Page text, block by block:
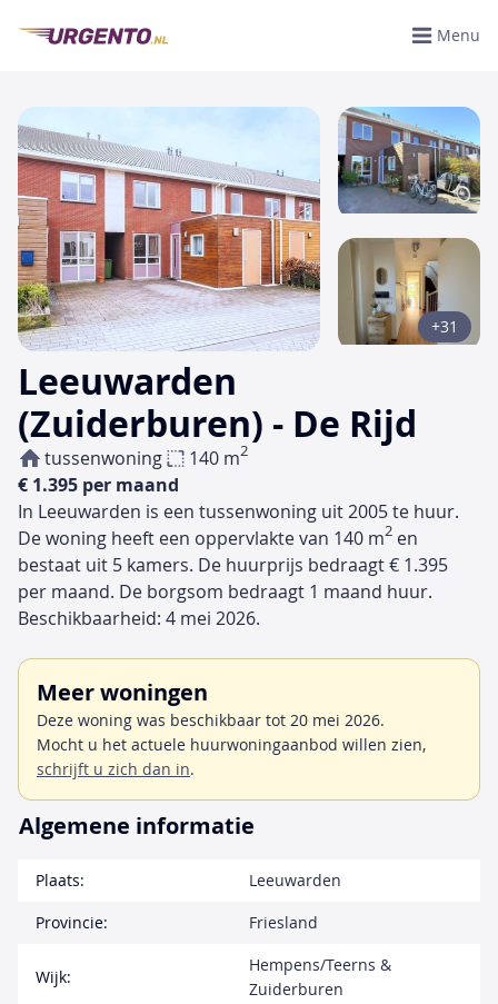
Menu
Leeuwarden
(Zuiderburen) - De Rijd
tussenwoning 140 m2
€ 1.395 per maand
+31
In Leeuwarden is een tussenwoning uit 2005 te huur.
De woning heeft een oppervlakte van 140 m2 en
bestaat uit 5 kamers. De huurprijs bedraagt € 1.395
per maand. De borgsom bedraagt 1 maand huur.
Beschikbaarheid: 4 mei 2026.
Meer woningen
Deze woning was beschikbaar tot 20 mei 2026.
Mocht u het actuele huurwoningaanbod willen zien,
schrijft u zich dan in.
Algemene informatie
Plaats:
Leeuwarden
Provincie:
Friesland
Wijk:
Hempens/Teerns &
Zuiderburen